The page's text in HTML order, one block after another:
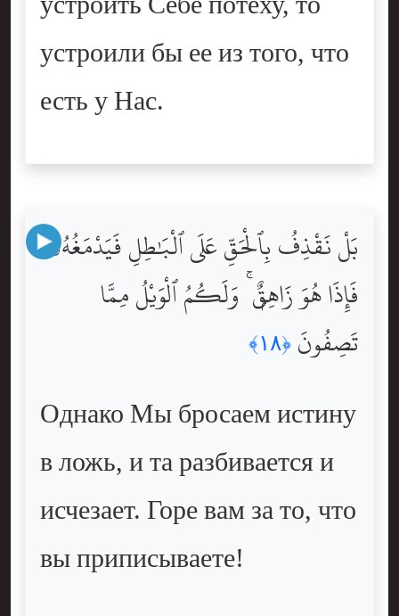
устроили бы ее из того, что
есть у Нас.
بَلْ نَقْذِفُ بِٱلْحَقِّ عَلَى ٱلْبَٰطِلِ فَيَدْمَغُهُۥ
فَإِذَا هُوَ زَاهِقٌۭ ۚ وَلَكُمُ ٱلْوَيْلُ مِمَّا
تَصِفُونَ ﴿١٨﴾
Однако Мы бросаем истину
в ложь, и та разбивается и
исчезает. Горе вам за то, что
вы приписываете!